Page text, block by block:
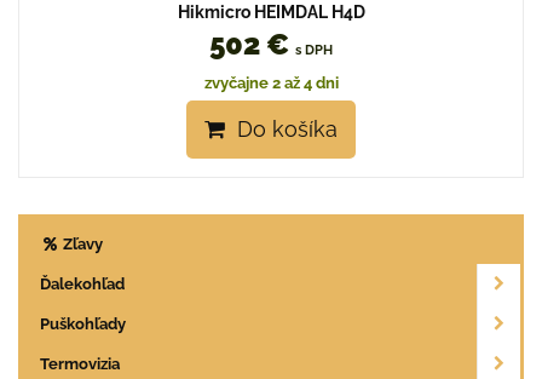
Hikmicro HEIMDAL H4D
502 € s DPH
zvyčajne 2 až 4 dni
Do košíka
Zľavy
Ďalekohľad
Puškohľady
Termovizia